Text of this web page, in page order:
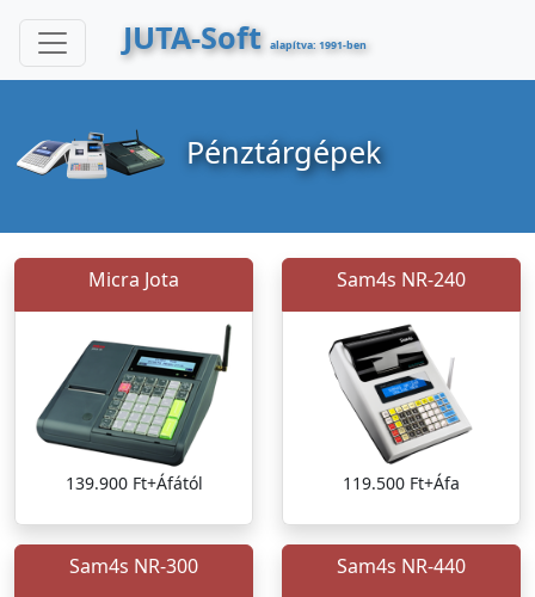
JUTA-Soft alapítva: 1991-ben
Pénztárgépek
Micra Jota
139.900 Ft+Áfától
Sam4s NR-240
119.500 Ft+Áfa
Sam4s NR-300 Sam4s NR-440